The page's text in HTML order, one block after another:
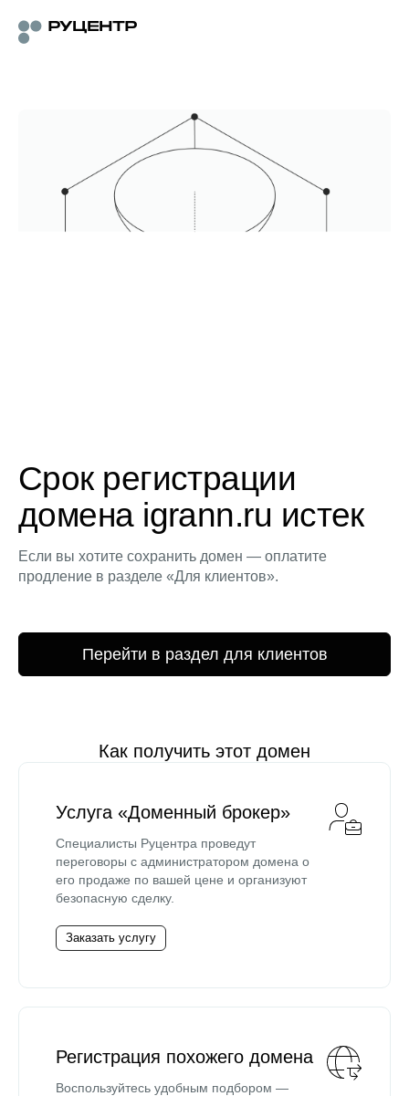
Срок регистрации
домена igrann.ru истек
Если вы хотите сохранить домен — оплатите
продление в разделе «Для клиентов».
Перейти в раздел для клиентов
Как получить этот домен
Услуга «Доменный брокер»
Специалисты Руцентра проведут
переговоры с администратором домена о
его продаже по вашей цене и организуют
безопасную сделку.
Заказать услугу
Регистрация похожего домена
Воспользуйтесь удобным подбором —